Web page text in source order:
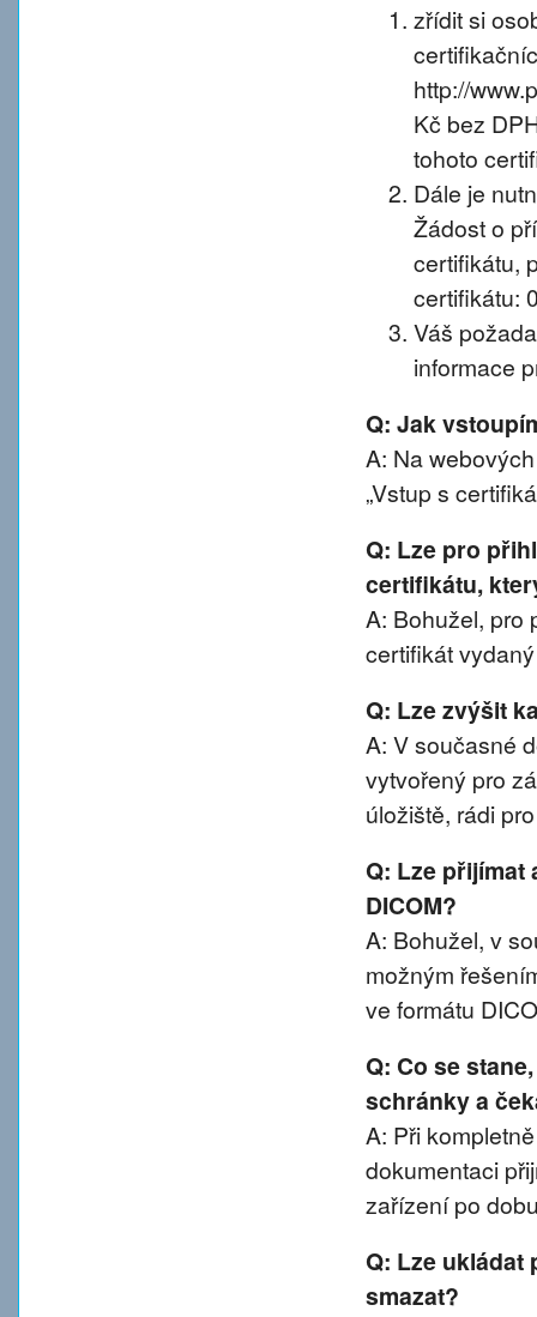
zřídit si
http://
Kč bez
tohoto
Dále je
Žádost o
certifikátu,
certifikátu:
Váš
informace
Q: Jak
A: Na
„Vstup s
Q: Lze pro
certifikátu,
A: Bohužel, pro
certifikát
Q: Lze zvýšit
A: V současné
vytvořený pro
úložiště, rádi
Q: Lze přijímat
DICOM?
A: Bohužel, v
možným
ve formátu
Q: Co se
schránky a
A: Při
dokumentaci
zařízení po
Q: Lze
smazat?